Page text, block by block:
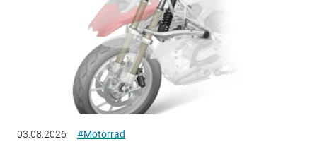
03.08.2026 #Motorrad